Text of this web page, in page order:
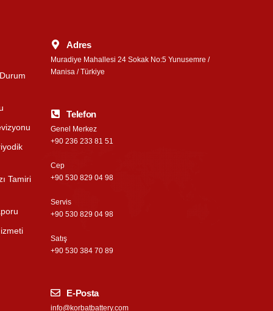
Tamiri
Adres
Muradiye Mahallesi 24 Sokak No:5 Yunusemre /
Manisa / Türkiye
Telefon
Genel Merkez
+90 236 233 81 51
Cep
+90 530 829 04 98
Servis
+90 530 829 04 98
Satış
+90 530 384 70 89
E-Posta
info@korbatbattery.com